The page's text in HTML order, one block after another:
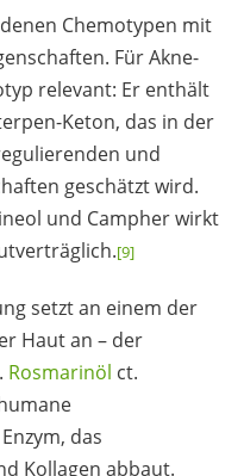
Chemotypen mit
Für Akne-
relevant: Er enthält
Keton, das in der
und
geschätzt wird.
und Campher wirkt
[9]
setzt an einem der
Haut an – der
Rosmarinöl ct.
das
Kollagen abbaut.